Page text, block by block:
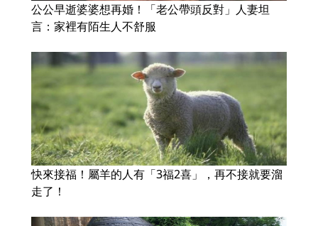
公公早逝婆婆想再婚！「老公帶頭反對」人妻坦
言：家裡有陌生人不舒服
快來接福！屬羊的人有「3福2喜」，再不接就要溜
走了！